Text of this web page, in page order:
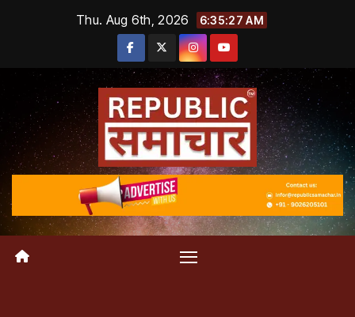
Thu. Aug 6th, 2026 6:35:27 AM